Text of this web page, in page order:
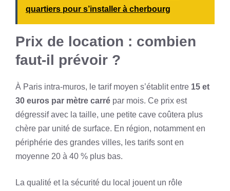
quartiers pour s’installer à cherbourg
Prix de location : combien
faut-il prévoir ?
À Paris intra-muros, le tarif moyen s’établit entre 15 et
30 euros par mètre carré par mois. Ce prix est
dégressif avec la taille, une petite cave coûtera plus
chère par unité de surface. En région, notamment en
périphérie des grandes villes, les tarifs sont en
moyenne 20 à 40 % plus bas.
La qualité et la sécurité du local jouent un rôle